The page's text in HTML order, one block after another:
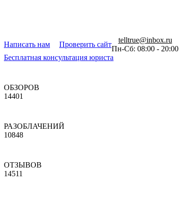
Написать нам Проверить сайт
telltrue@inbox.ru
Пн-Сб: 08:00 - 20:00
Бесплатная консультация юриста
ОБЗОРОВ
14401
РАЗОБЛАЧЕНИЙ
10848
ОТЗЫВОВ
14511